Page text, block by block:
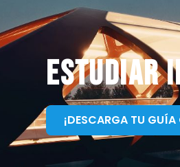
Estudiar
¡DESCARGA TU